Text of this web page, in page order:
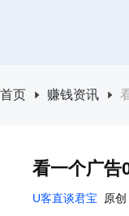
首页 赚钱资讯
看一个广告
U客直谈君宝 原创